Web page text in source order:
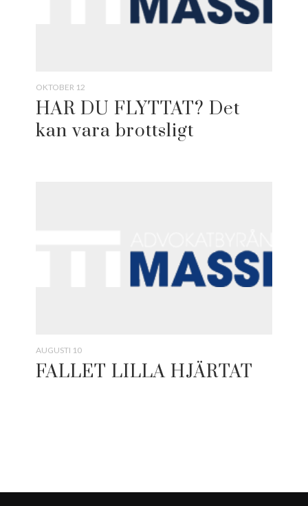
OKTOBER 12
HAR DU FLYTTAT? Det
kan vara brottsligt
AUGUSTI 10
FALLET LILLA HJÄRTAT